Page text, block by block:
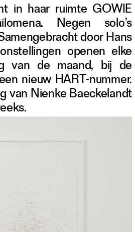
in haar ruimte GOWIE
Negen solo’s
door Hans
openen elke
van de maand, bij de
nieuw HART-nummer.
van Nienke Baeckelandt